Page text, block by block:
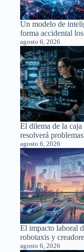
Un modelo de
forma accidental
agosto 6, 2026
El dilema de la caja
resolverá
agosto 6, 2026
El impacto laboral
robotaxis y
agosto 6, 2026